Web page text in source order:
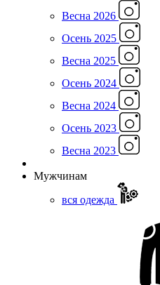
Весна 2026
Осень 2025
Весна 2025
Осень 2024
Весна 2024
Осень 2023
Весна 2023
Мужчинам
вся одежда